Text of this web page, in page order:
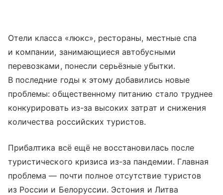
Отели класса «люкс», рестораны, местные спа
и компании, занимающиеся автобусными
перевозками, понесли серьёзные убытки.
В последние годы к этому добавились новые
проблемы: общественному питанию стало труднее
конкурировать из-за высоких затрат и снижения
количества российских туристов.
Прибалтика всё ещё не восстановилась после
туристического кризиса из-за пандемии. Главная
проблема — почти полное отсутствие туристов
из России и Белоруссии. Эстония и Литва